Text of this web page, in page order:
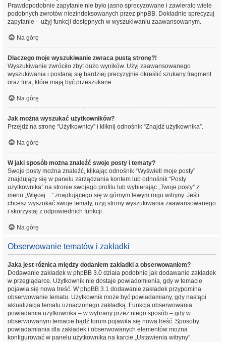
Prawdopodobnie zapytanie nie było jasno sprecyzowane i zawierało wiele
podobnych zwrotów niezindeksowanych przez phpBB. Dokładnie sprecyzuj
zapytanie – użyj funkcji dostępnych w wyszukiwaniu zaawansowanym.
Na górę
Dlaczego moje wyszukiwanie zwraca pustą stronę?!
Wyszukiwanie zwróciło zbyt dużo wyników. Użyj zaawansowanego
wyszukiwania i postaraj się bardziej precyzyjnie określić szukany fragment
oraz fora, które mają być przeszukane.
Na górę
Jak można wyszukać użytkowników?
Przejdź na stronę “Użytkownicy” i kliknij odnośnik “Znajdź użytkownika”.
Na górę
W jaki sposób można znaleźć swoje posty i tematy?
Swoje posty można znaleźć, klikając odnośnik “Wyświetl moje posty”
znajdujący się w panelu zarządzania kontem lub odnośnik “Posty
użytkownika” na stronie swojego profilu lub wybierając „Twoje posty” z
menu „Więcej…” znajdującego się w górnym lewym rogu witryny. Jeśli
chcesz wyszukać swoje tematy, użyj strony wyszukiwania zaawansowanego
i skorzystaj z odpowiednich funkcji.
Na górę
Obserwowanie tematów i zakładki
Jaka jest różnica między dodaniem zakładki a obserwowaniem?
Dodawanie zakładek w phpBB 3.0 działa podobnie jak dodawanie zakładek
w przeglądarce. Użytkownik nie dostaje powiadomienia, gdy w temacie
pojawia się nowa treść. W phpBB 3.1 dodawanie zakładek przypomina
obserwowanie tematu. Użytkownik może być powiadamiany, gdy nastąpi
aktualizacja tematu oznaczonego zakładką. Funkcja obserwowania
powiadamia użytkownika – w wybrany przez niego sposób – gdy w
obserwowanym temacie bądź forum pojawiła się nowa treść. Sposoby
powiadamiania dla zakładek i obserwowanych elementów można
konfigurować w panelu użytkownika na karcie „Ustawienia witryny”.